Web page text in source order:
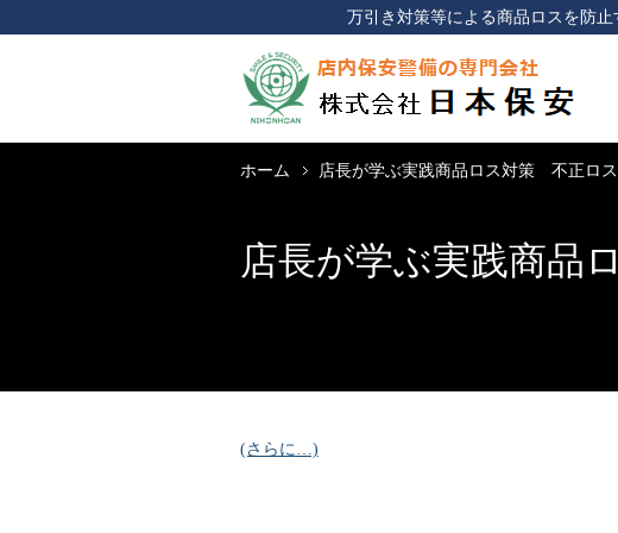
万引き対策等による商品ロスを防止
ホーム 店長が学ぶ実践商品ロス対策 不正ロ
店長が学ぶ実践商品
(さらに…)